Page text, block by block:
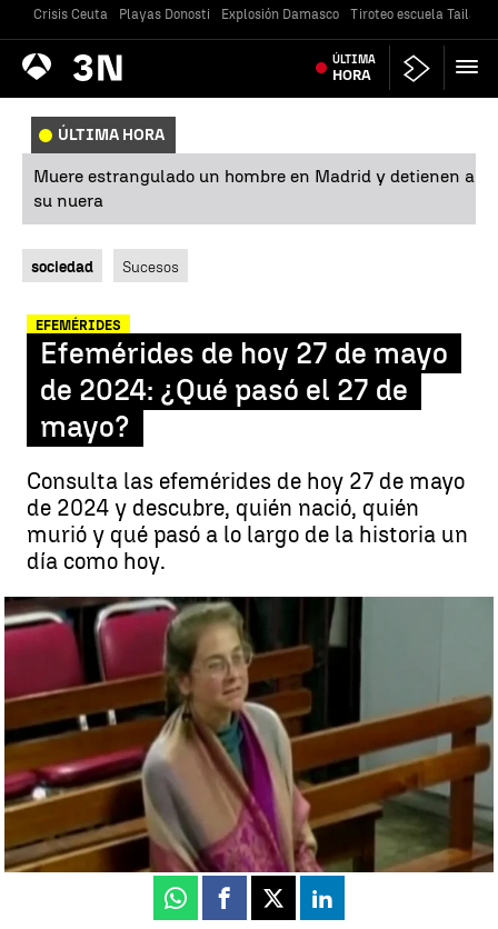
Crisis Ceuta Playas Donosti Explosión Damasco Tiroteo escuela
Antena
3 Noticias ÚLTIMA
HORA
ÚLTIMA HORA
Muere estrangulado un hombre en Madrid y detienen a
su nuera
sociedad Sucesos
EFEMÉRIDES
Efemérides de hoy 27 de mayo
de 2024: ¿Qué pasó el 27 de
mayo?
Consulta las efemérides de hoy 27 de mayo
de 2024 y descubre, quién nació, quién
murió y qué pasó a lo largo de la historia un
día como hoy.
Efemérides de hoy 27 de mayo de 2024: Lori Berenson en libertad
condicional |
Efemérides de hoy 27 de mayo de 2024: ¿Qué pasó el
Leonela Valencia
Publicado: 27 de mayo de 2024, 06:02
Whatsapp
Facebook
X Linkedin